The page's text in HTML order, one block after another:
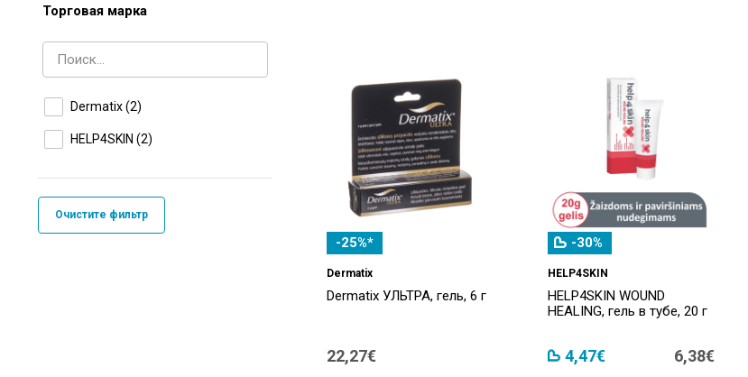
Торговая марка
Dermatix(2)
HELP4SKIN (2)
Очистите фильтр
-25%*
Dermatix
Dermatix УЛЬТРА, гель, 6 г
22,27€
-30%
HELP4SKIN
HELP4SKIN WOUND
HEALING, гель в тубе, 20 г
4,47€ 6,38€